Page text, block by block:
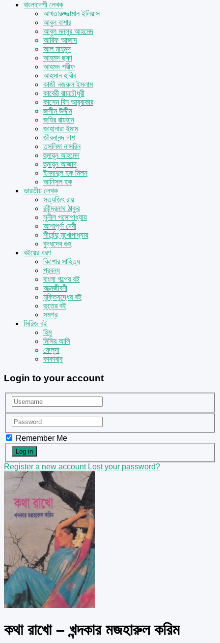
বাংলাদেশী লেখক
আখতারুজ্জামান ইলিয়াস
আবুল বাশার
আবুল মনসুর আহমেদ
আরিফ আজাদ
আল মাহমুদ
আহমদ ছফা
আহমদ শরীফ
আহসান হাবীব
কাজী নজরুল ইসলাম
কাবেরী রায়চৌধুরী
কাসেম বিন আবুবাকার
জসীম উদ্দীন
জহির রায়হান
জাহানারা ইমাম
জীবনানন্দ দাশ
তসলিমা নাসরিন
হুমায়ূন আহমেদ
হুমায়ুন আজাদ
ইমদাদুল হক মিলন
আনিসুল হক
ভারতীয় লেখক
সত্যজিৎ রায়
রবীন্দ্রনাথ ঠাকুর
সুনীল গঙ্গোপাধ্যায়
আশাপূর্ণা দেবী
শীর্ষেন্দু মুখোপাধ্যায়
বুদ্ধদেব গুহ
বইয়ের ধরণ
কিশোর সাহিত্য
প্রবন্ধ
বাংলা গল্পের বই
আত্মজীবনী
মুক্তিযুদ্ধের বই
ভূতের বই
সমগ্র
সিরিজ বই
হিমু
মিসির আলি
ফেলুদা
কাকাবাবু
Login to your account
Remember Me
Register a new account Lost your password?
কথা রাখো – খন্দকার মজহারুল করিম